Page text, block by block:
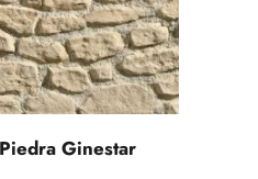
Ginestar